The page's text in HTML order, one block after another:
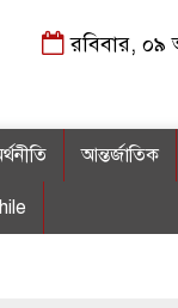
রবিবার, ০৯
আন্তর্জাতিক